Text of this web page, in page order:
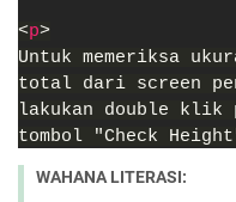
<p>
Untuk memeriksa
total dari screen
lakukan double klik
tombol "Check
WAHANA LITERASI: